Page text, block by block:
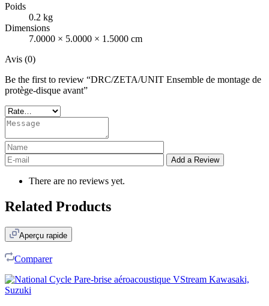
Poids
0.2 kg
Dimensions
7.0000 × 5.0000 × 1.5000 cm
Avis (0)
Be the first to review “DRC/ZETA/UNIT Ensemble de montage de
protège-disque avant”
There are no reviews yet.
Related Products
Aperçu rapide
Comparer